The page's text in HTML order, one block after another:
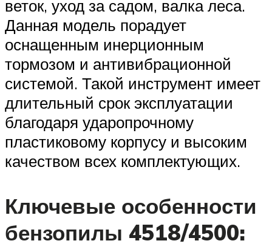
веток, уход за садом, валка леса.
Данная модель порадует
оснащенным инерционным
тормозом и антивибрационной
системой. Такой инструмент имеет
длительный срок эксплуатации
благодаря ударопрочному
пластиковому корпусу и высоким
качеством всех комплектующих.
Ключевые особенности
бензопилы 4518/4500: